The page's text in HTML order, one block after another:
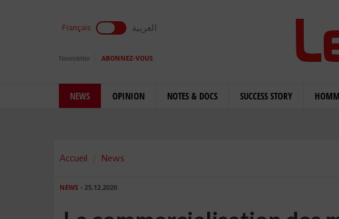
Français العربية
Newsletter ABONNEZ-VOUS
NEWS OPINION NOTES & DOCS SUCCESS STORY
Accueil News
NEWS - 25.12.2020